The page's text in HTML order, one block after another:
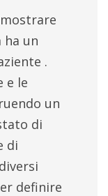
ha un
.
e le
un
di
di
definire